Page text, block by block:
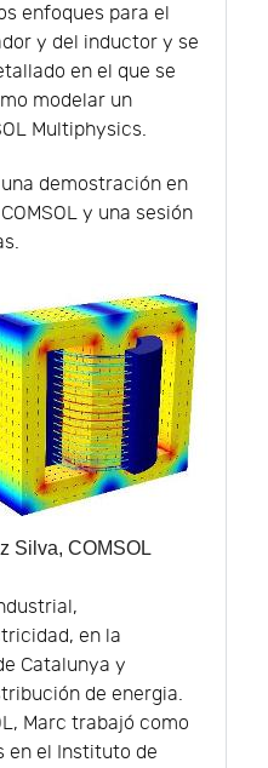
enfoques para el
y del inductor y se
en el que se
modelar un
Multiphysics.
demostración en
y una sesión
Silva, COMSOL
en la
Catalunya y
de energia.
Marc trabajó como
en el Instituto de